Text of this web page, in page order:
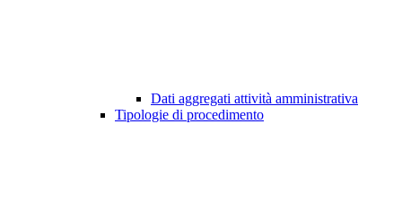
Dati aggregati attività amministrativa
Tipologie di procedimento